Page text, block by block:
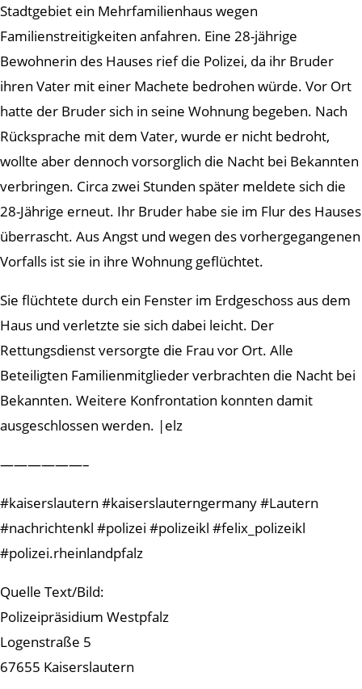
Stadtgebiet ein Mehrfamilienhaus wegen
Familienstreitigkeiten anfahren. Eine 28-jährige
Bewohnerin des Hauses rief die Polizei, da ihr Bruder
ihren Vater mit einer Machete bedrohen würde. Vor Ort
hatte der Bruder sich in seine Wohnung begeben. Nach
Rücksprache mit dem Vater, wurde er nicht bedroht,
wollte aber dennoch vorsorglich die Nacht bei Bekannten
verbringen. Circa zwei Stunden später meldete sich die
28-Jährige erneut. Ihr Bruder habe sie im Flur des Hauses
überrascht. Aus Angst und wegen des vorhergegangenen
Vorfalls ist sie in ihre Wohnung geflüchtet.
Sie flüchtete durch ein Fenster im Erdgeschoss aus dem
Haus und verletzte sie sich dabei leicht. Der
Rettungsdienst versorgte die Frau vor Ort. Alle
Beteiligten Familienmitglieder verbrachten die Nacht bei
Bekannten. Weitere Konfrontation konnten damit
ausgeschlossen werden. |elz
——————–
#kaiserslautern #kaiserslauterngermany #Lautern
#nachrichtenkl #polizei #polizeikl #felix_polizeikl
#polizei.rheinlandpfalz
Quelle Text/Bild:
Polizeipräsidium Westpfalz
Logenstraße 5
67655 Kaiserslautern